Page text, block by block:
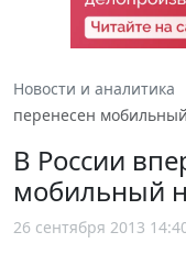
Новости и аналитика
перенесен
В России
мобильный
26 сентября 2013